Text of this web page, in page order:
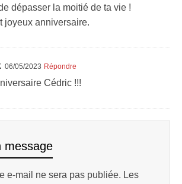
dépasser la moitié de ta vie !
joyeux anniversaire.
06/05/2023 Répondre
Cédric !!!
message
e-mail ne sera pas publiée. Les